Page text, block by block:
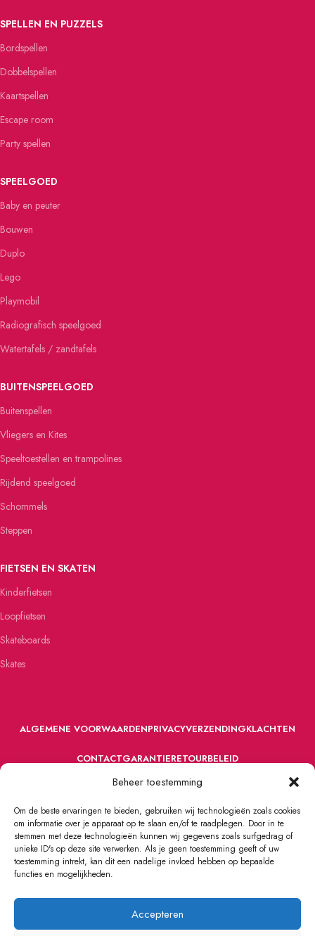
Beheer toestemming
Om de beste ervaringen te bieden, gebruiken wij technologieën zoals cookies
om informatie over je apparaat op te slaan en/of te raadplegen. Door in te
stemmen met deze technologieën kunnen wij gegevens zoals surfgedrag of
unieke ID's op deze site verwerken. Als je geen toestemming geeft of uw
toestemming intrekt, kan dit een nadelige invloed hebben op bepaalde
functies en mogelijkheden.
Accepteren
SPELLEN EN PUZZELS
Bordspellen
Dobbelspellen
Kaartspellen
Escape room
Party spellen
SPEELGOED
Baby en peuter
Bouwen
Duplo
Lego
Playmobil
Radiografisch speelgoed
Watertafels / zandtafels
BUITENSPEELGOED
Buitenspellen
Vliegers en Kites
Speeltoestellen en trampolines
Rijdend speelgoed
Schommels
Steppen
FIETSEN EN SKATEN
Kinderfietsen
Loopfietsen
Skateboards
Skates
ALGEMENE VOORWAARDENPRIVACYVERZENDINGKLACHTEN
CONTACTGARANTIERETOURBELEID
VOORDEFUN.NL 2022 Powered by Handelsonderneming MELS.